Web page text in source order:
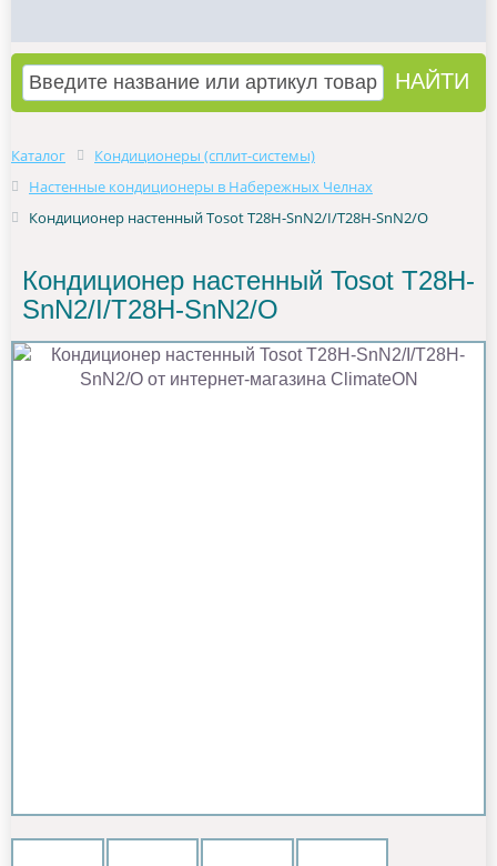
Каталог
Кондиционеры (сплит-системы)
Настенные кондиционеры в Набережных Челнах
Кондиционер настенный Tosot T28H-SnN2/I/T28H-SnN2/O
Кондиционер настенный Tosot T28H-
SnN2/I/T28H-SnN2/O